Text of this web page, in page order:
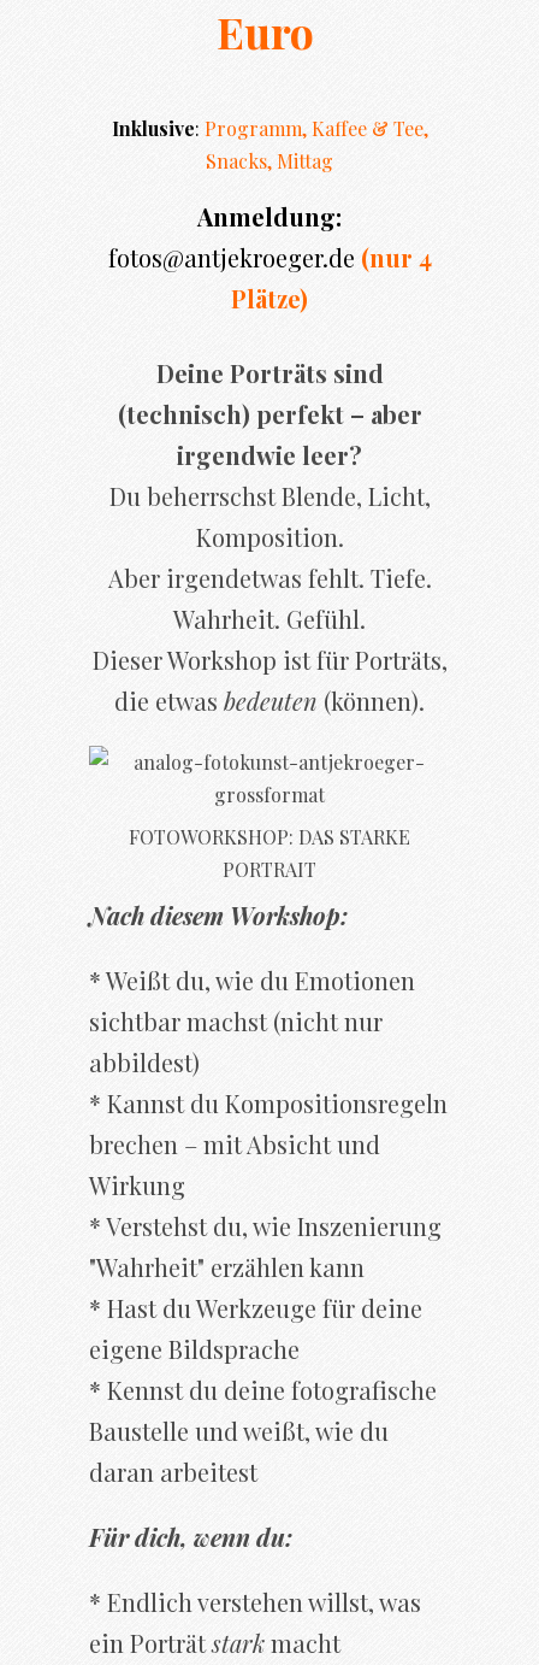
Euro
Inklusive: Programm, Kaffee & Tee,
Snacks, Mittag
Anmeldung:
fotos@antjekroeger.de (nur 4
Plätze)
Deine Porträts sind
(technisch) perfekt – aber
irgendwie leer?
Du beherrschst Blende, Licht,
Komposition.
Aber irgendetwas fehlt. Tiefe.
Wahrheit. Gefühl.
Dieser Workshop ist für Porträts,
die etwas bedeuten (können).
FOTOWORKSHOP: DAS STARKE
PORTRAIT
Nach diesem Workshop:
* Weißt du, wie du Emotionen
sichtbar machst (nicht nur
abbildest)
* Kannst du Kompositionsregeln
brechen – mit Absicht und
Wirkung
* Verstehst du, wie Inszenierung
"Wahrheit" erzählen kann
* Hast du Werkzeuge für deine
eigene Bildsprache
* Kennst du deine fotografische
Baustelle und weißt, wie du
daran arbeitest
Für dich, wenn du:
* Endlich verstehen willst, was
ein Porträtstarkmacht